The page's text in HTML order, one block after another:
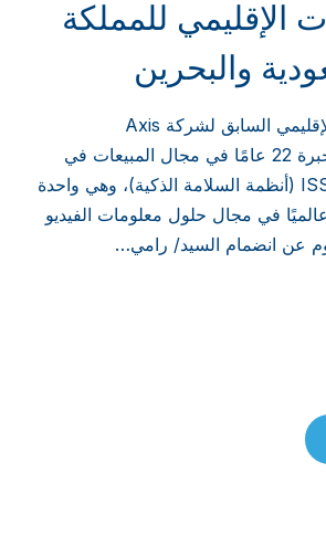
الإقليمي للمملكة
والبحرين
يتمتع مدير المبيعات الإقليمي السابق لشركة Axis
Communications بخبرة 22 عامًا في مجال المبيعات في
السوق أعلنت شركة ISS (أنظمة السلامة الذكية)، وهي واحدة
في مجال حلول معلومات الفيديو
عن انضمام السيد/ رامي…